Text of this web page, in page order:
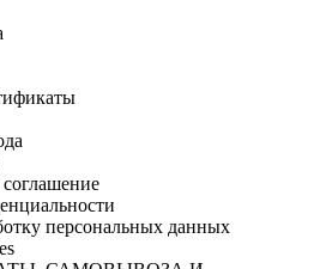
соглашение
персональных данных